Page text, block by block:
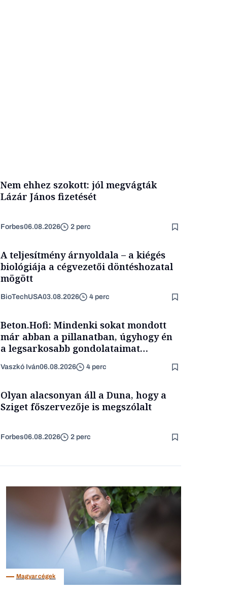
Nem ehhez szokott: jól megvágták
Lázár János fizetését
Forbes06.08.2026 2 perc
A teljesítmény árnyoldala – a kiégés
biológiája a cégvezetői döntéshozatal
mögött
BioTechUSA03.08.2026 4 perc
Beton.Hofi: Mindenki sokat mondott
már abban a pillanatban, úgyhogy én
a legsarkosabb gondolataimat
Vaszkó Iván06.08.2026 4 perc
Olyan alacsonyan áll a Duna, hogy a
Sziget főszervezője is megszólalt
Forbes06.08.2026 2 perc
Magyar cégek